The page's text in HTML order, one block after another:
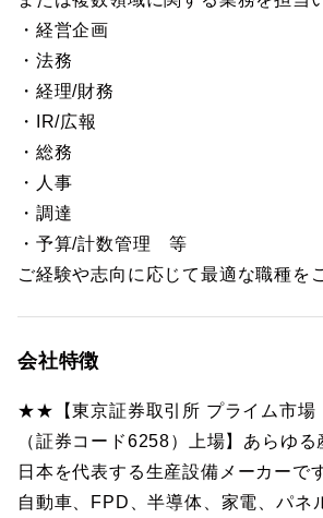
・経営企画
・法務
・経理/財務
・IR/広報
・総務
・人事
・調達
・予算/計数管理 等
ご経験や志向に応じて最適な職種を
会社特徴
★★【東京証券取引所 プライム市場
（証券コード6258）上場】あらゆる
日本を代表する生産設備メーカー
自動車、FPD、半導体、家電、パネ